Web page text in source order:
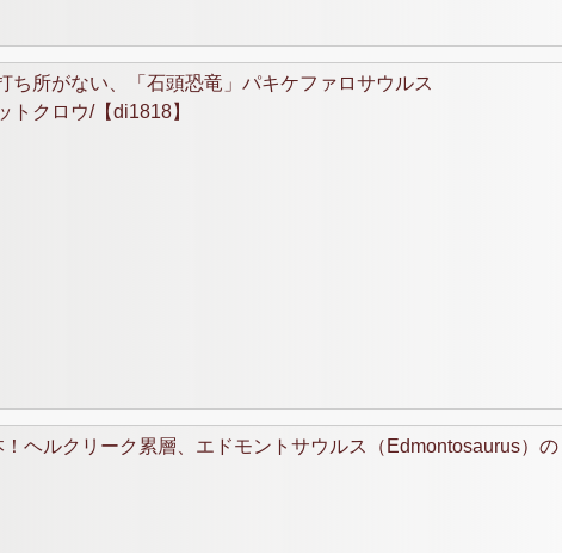
所がない、「石頭恐竜」パキケファロサウルス
トクロウ/【di1818】
ヘルクリーク累層、エドモントサウルス（Edmontosaurus）の